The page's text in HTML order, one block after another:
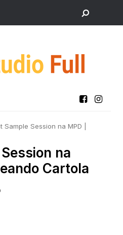
Sample Session na MPD |
na
Cartola